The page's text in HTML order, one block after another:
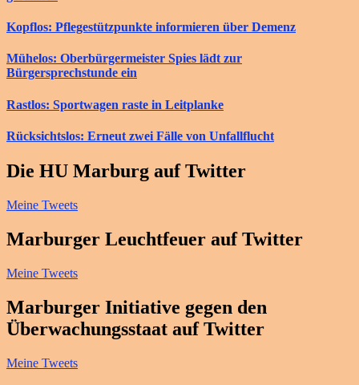
Kopflos: Pflegestützpunkte informieren über Demenz
Mühelos: Oberbürgermeister Spies lädt zur
Bürgersprechstunde ein
Rastlos: Sportwagen raste in Leitplanke
Rücksichtslos: Erneut zwei Fälle von Unfallflucht
Die HU Marburg auf Twitter
Meine Tweets
Marburger Leuchtfeuer auf Twitter
Meine Tweets
Marburger Initiative gegen den
Überwachungsstaat auf Twitter
Meine Tweets